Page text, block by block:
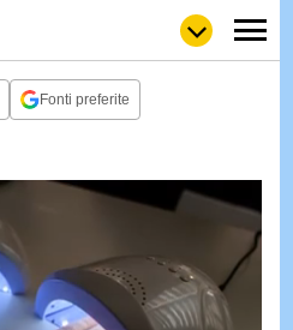
LOLGULP
LOVE
WOW
POP
NEWS
STORIE
VIDEO
Fonti preferite